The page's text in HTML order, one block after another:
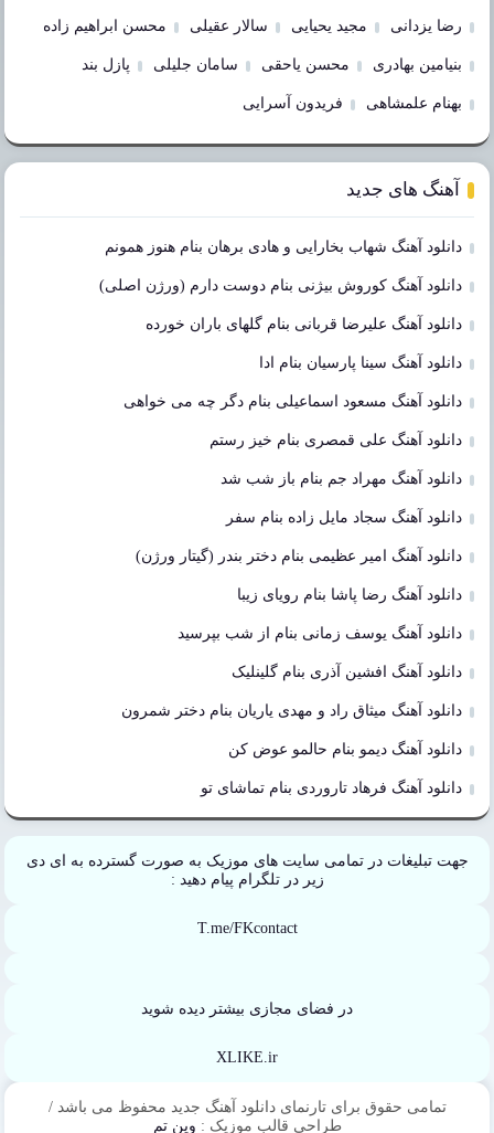
رضا یزدانی مجید یحیایی سالار عقیلی محسن ابراهیم زاده
بنیامین بهادری محسن یاحقی سامان جلیلی پازل بند
بهنام علمشاهی فریدون آسرایی
آهنگ های جدید
دانلود آهنگ شهاب بخارایی و هادی برهان بنام هنوز همونم
دانلود آهنگ کوروش بیژنی بنام دوست دارم (ورژن اصلی)
دانلود آهنگ علیرضا قربانی بنام گلهای باران خورده
دانلود آهنگ سینا پارسیان بنام ادا
دانلود آهنگ مسعود اسماعیلی بنام دگر چه می خواهی
دانلود آهنگ علی قمصری بنام خیز رستم
دانلود آهنگ مهراد جم بنام باز شب شد
دانلود آهنگ سجاد مایل زاده بنام سفر
دانلود آهنگ امیر عظیمی بنام دختر بندر (گیتار ورژن)
دانلود آهنگ رضا پاشا بنام رویای زیبا
دانلود آهنگ یوسف زمانی بنام از شب بپرسید
دانلود آهنگ افشین آذری بنام گلینلیک
دانلود آهنگ میثاق راد و مهدی یاریان بنام دختر شمرون
دانلود آهنگ دیمو بنام حالمو عوض کن
دانلود آهنگ فرهاد تاروردی بنام تماشای تو
جهت تبلیغات در تمامی سایت های موزیک به صورت گسترده به ای دی
زیر در تلگرام پیام دهید :
T.me/FKcontact
در فضای مجازی بیشتر دیده شوید
XLIKE.ir
تمامی حقوق برای تارنمای دانلود آهنگ جدید محفوظ می باشد /
طراحی قالب موزیک : وین تم